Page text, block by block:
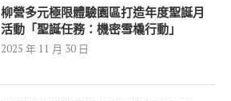
柳營多元極限體驗園區打造年度聖誕月
活動「聖誕任務：機密雪橇行動」
2025 年 11 月 30 日